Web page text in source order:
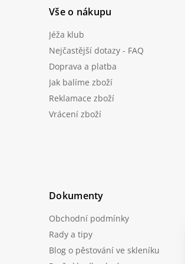
Vše o nákupu
Jéža klub
Nejčastější dotazy - FAQ
Doprava a platba
Jak balíme zboží
Reklamace zboží
Vrácení zboží
Dokumenty
Obchodní podmínky
Rady a tipy
Blog o pěstování ve skleníku